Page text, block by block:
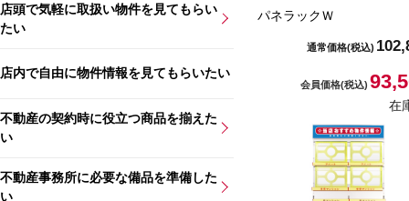
店頭で気軽に取扱い物件を見てもらい
たい
店内で自由に物件情報を見てもらいたい
不動産の契約時に役立つ商品を揃えた
い
不動産事務所に必要な備品を準備した
い
パネラックＷ
通常価格(税込)
会員価格(税込)
在